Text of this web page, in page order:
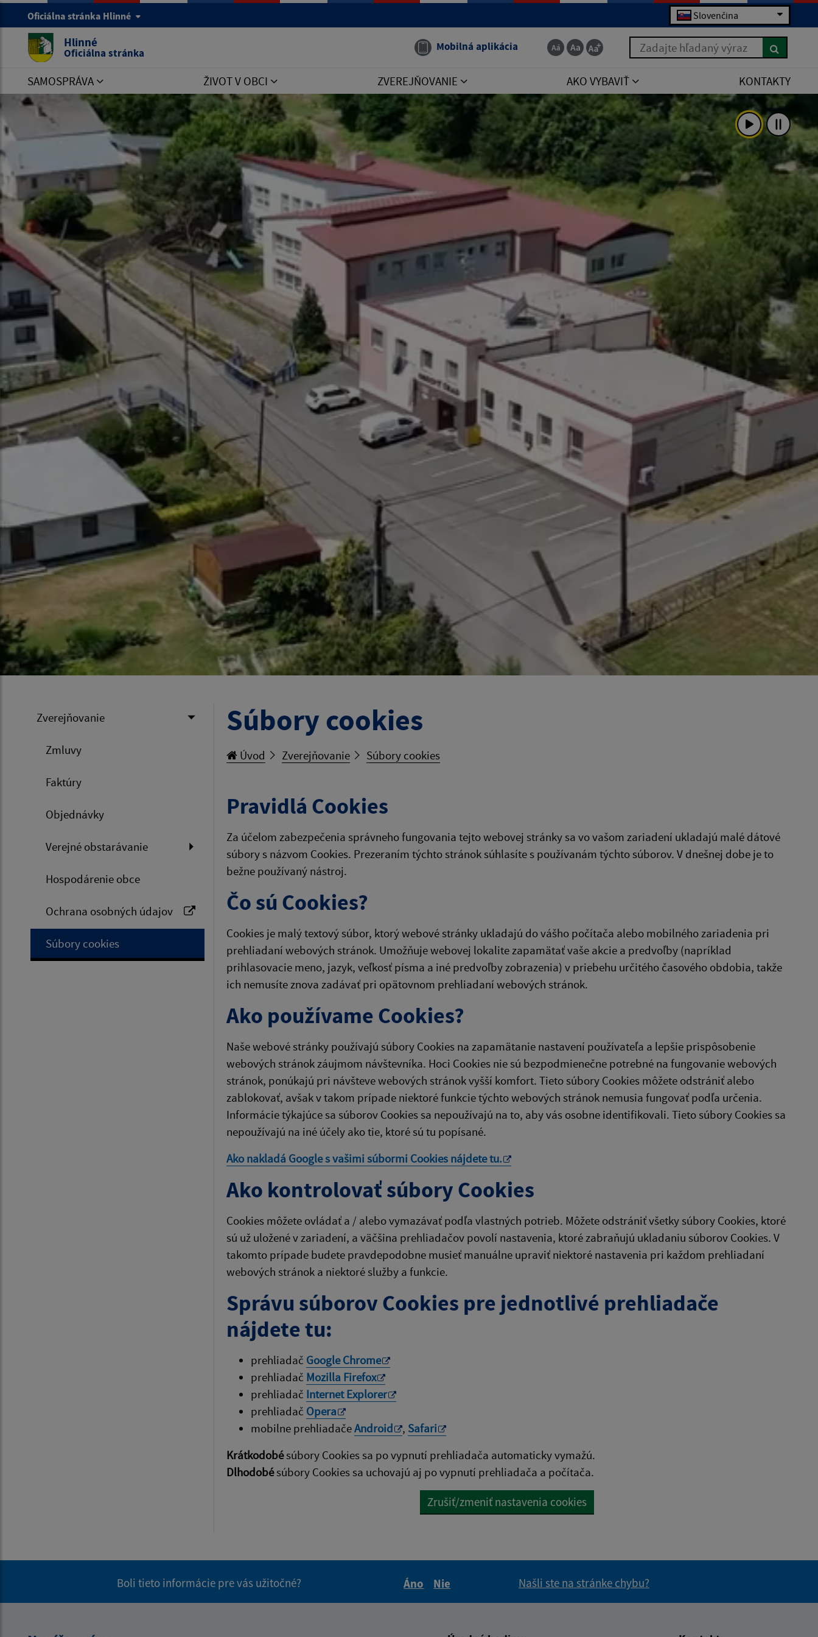
Oficiálna stránka Hlinné Slovenčina
Hlinné
Oficiálna stránka Mobilná aplikácia Zadajte hľadaný výraz
SAMOSPRÁVA ŽIVOT V OBCI ZVEREJŇOVANIE AKO VYBAVIŤ KONTAKTY
Zverejňovanie
Zmluvy
Faktúry
Objednávky
Verejné obstarávanie
Hospodárenie obce
Ochrana osobných údajov
Súbory cookies
Súbory cookies
Úvod Zverejňovanie Súbory cookies
Pravidlá Cookies
Za účelom zabezpečenia správneho fungovania tejto webovej stránky sa vo vašom zariadení ukladajú malé dátové
súbory s názvom Cookies. Prezeraním týchto stránok súhlasíte s používanám týchto súborov. V dnešnej dobe je to
bežne používaný nástroj.
Čo sú Cookies?
Cookies je malý textový súbor, ktorý webové stránky ukladajú do vášho počítača alebo mobilného zariadenia pri
prehliadaní webových stránok. Umožňuje webovej lokalite zapamätať vaše akcie a predvoľby (napríklad
prihlasovacie meno, jazyk, veľkosť písma a iné predvoľby zobrazenia) v priebehu určitého časového obdobia, takže
ich nemusíte znova zadávať pri opätovnom prehliadaní webových stránok.
Ako používame Cookies?
Naše webové stránky používajú súbory Cookies na zapamätanie nastavení používateľa a lepšie prispôsobenie
webových stránok záujmom návštevníka. Hoci Cookies nie sú bezpodmienečne potrebné na fungovanie webových
stránok, ponúkajú pri návšteve webových stránok vyšší komfort. Tieto súbory Cookies môžete odstrániť alebo
zablokovať, avšak v takom prípade niektoré funkcie týchto webových stránok nemusia fungovať podľa určenia.
Informácie týkajúce sa súborov Cookies sa nepoužívajú na to, aby vás osobne identifikovali. Tieto súbory Cookies sa
nepoužívajú na iné účely ako tie, ktoré sú tu popísané.
Ako nakladá Google s vašimi súbormi Cookies nájdetetu.
Ako kontrolovať súbory Cookies
Cookies môžete ovládať a / alebo vymazávať podľa vlastných potrieb. Môžete odstrániť všetky súbory Cookies, ktoré
sú už uložené v zariadení, a väčšina prehliadačov povolí nastavenia, ktoré zabraňujú ukladaniu súborov Cookies. V
takomto prípade budete pravdepodobne musieť manuálne upraviť niektoré nastavenia pri každom prehliadaní
webových stránok a niektoré služby a funkcie.
Správu súborov Cookies pre jednotlivé prehliadače
nájdete tu:
prehliadač Google Chrome
prehliadač Mozilla Firefox
prehliadač Internet Explorer
prehliadač Opera
mobilne prehliadačeAndroid , Safari
Krátkodobésúbory Cookies sa po vypnutí prehliadača automaticky vymažú.
Dlhodobésúbory Cookies sa uchovajú aj po vypnutí prehliadača a počítača.
Zrušiť/zmeniť nastavenia cookies
Boli tieto informácie pre vás užitočné?
Áno
Nie
Našli ste na stránke chybu?